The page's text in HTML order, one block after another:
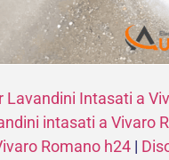
Lavandini Intasati a
intasati a Vivaro
Romano h24 |